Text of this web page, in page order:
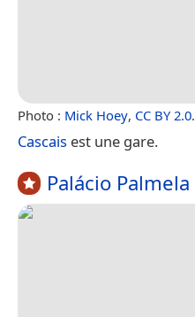
Photo : Mick Hoey, CC BY 2.0.
Cascais est une gare.
Palácio Palmela